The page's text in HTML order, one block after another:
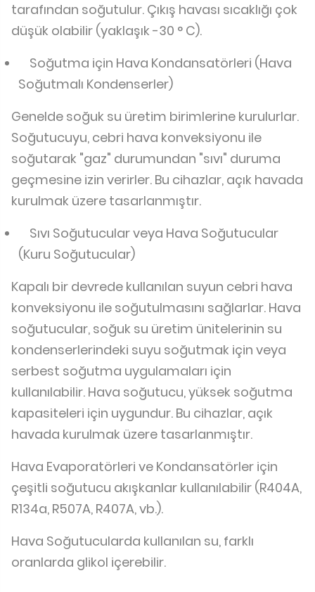
tarafından soğutulur. Çıkış havası sıcaklığı çok
düşük olabilir (yaklaşık -30 ° C).
Soğutma için Hava Kondansatörleri (Hava
Soğutmalı Kondenserler)
Genelde soğuk su üretim birimlerine kurulurlar.
Soğutucuyu, cebri hava konveksiyonu ile
soğutarak "gaz" durumundan "sıvı" duruma
geçmesine izin verirler. Bu cihazlar, açık havada
kurulmak üzere tasarlanmıştır.
Sıvı Soğutucular veya Hava Soğutucular
(Kuru Soğutucular)
Kapalı bir devrede kullanılan suyun cebri hava
konveksiyonu ile soğutulmasını sağlarlar. Hava
soğutucular, soğuk su üretim ünitelerinin su
kondenserlerindeki suyu soğutmak için veya
serbest soğutma uygulamaları için
kullanılabilir. Hava soğutucu, yüksek soğutma
kapasiteleri için uygundur. Bu cihazlar, açık
havada kurulmak üzere tasarlanmıştır.
Hava Evaporatörleri ve Kondansatörler için
çeşitli soğutucu akışkanlar kullanılabilir (R404A,
R134a, R507A, R407A, vb.).
Hava Soğutucularda kullanılan su, farklı
oranlarda glikol içerebilir.